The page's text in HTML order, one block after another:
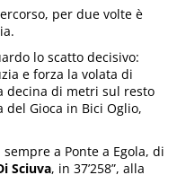
per due volte è
lo scatto decisivo:
e forza la volata di
decina di metri sul resto
Gioca in Bici Oglio,
a Ponte a Egola, di
Sciuva, in 37’258”, alla